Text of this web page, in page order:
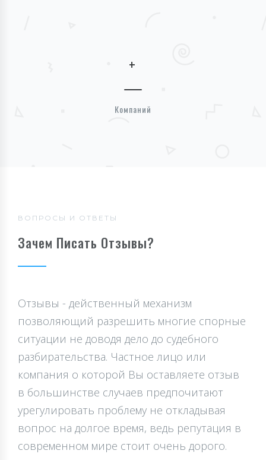
+
Компаний
ВОПРОСЫ И ОТВЕТЫ
Зачем Писать Отзывы?
Отзывы - действенный механизм
позволяющий разрешить многие спорные
ситуации не доводя дело до судебного
разбирательства. Частное лицо или
компания о которой Вы оставляете отзыв
в большинстве случаев предпочитают
урегулировать проблему не откладывая
вопрос на долгое время, ведь репутация в
современном мире стоит очень дорого.